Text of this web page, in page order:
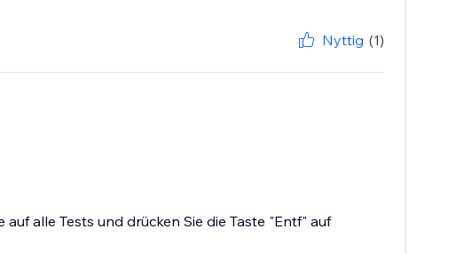
Nyttig (1)
alle Tests und drücken Sie die Taste "Entf" auf